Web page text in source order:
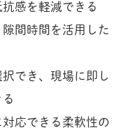
感を軽減できる
間時間を活用した
でき、現場に即し
応できる柔軟性の